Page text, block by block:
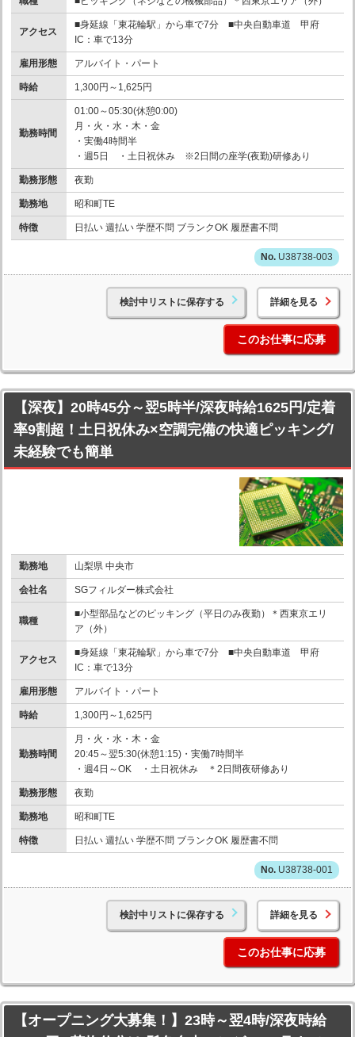
アクセス
■身延線「東花輪駅」から車で7分 ■中央自動車道 甲府
IC：車で13分
雇用形態 アルバイト・パート
時給 1,300円～1,625円
勤務時間
01:00～05:30(休憩0:00)
月・火・水・木・金
・実働4時間半
・週5日 ・土日祝休み ※2日間の座学(夜勤)研修あり
勤務形態 夜勤
勤務地 昭和町TE
特徴 日払い 週払い 学歴不問 ブランクOK 履歴書不問
U38738-003
検討中リストに保存する 詳細を見る
このお仕事に応募
【深夜】20時45分～翌5時半/深夜時給1625円/定着
率9割超！土日祝休み×空調完備の快適ピッキング/
未経験でも簡単
勤務地 山梨県 中央市
会社名 SGフィルダー株式会社
職種
■小型部品などのピッキング（平日のみ夜勤）＊西東京エリ
ア（外）
アクセス
■身延線「東花輪駅」から車で7分 ■中央自動車道 甲府
IC：車で13分
雇用形態 アルバイト・パート
時給 1,300円～1,625円
勤務時間
月・火・水・木・金
20:45～翌5:30(休憩1:15)・実働7時間半
・週4日～OK ・土日祝休み ＊2日間夜研修あり
勤務形態 夜勤
勤務地 昭和町TE
特徴 日払い 週払い 学歴不問 ブランクOK 履歴書不問
U38738-001
検討中リストに保存する 詳細を見る
このお仕事に応募
【オープニング大募集！】23時～翌4時/深夜時給